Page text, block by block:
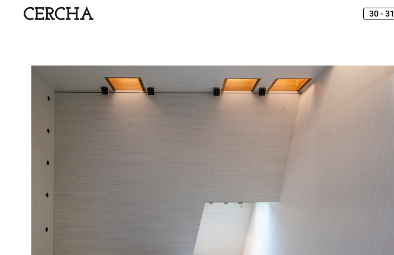
30 - 31
PORTADA / Nueva sede de Arquia